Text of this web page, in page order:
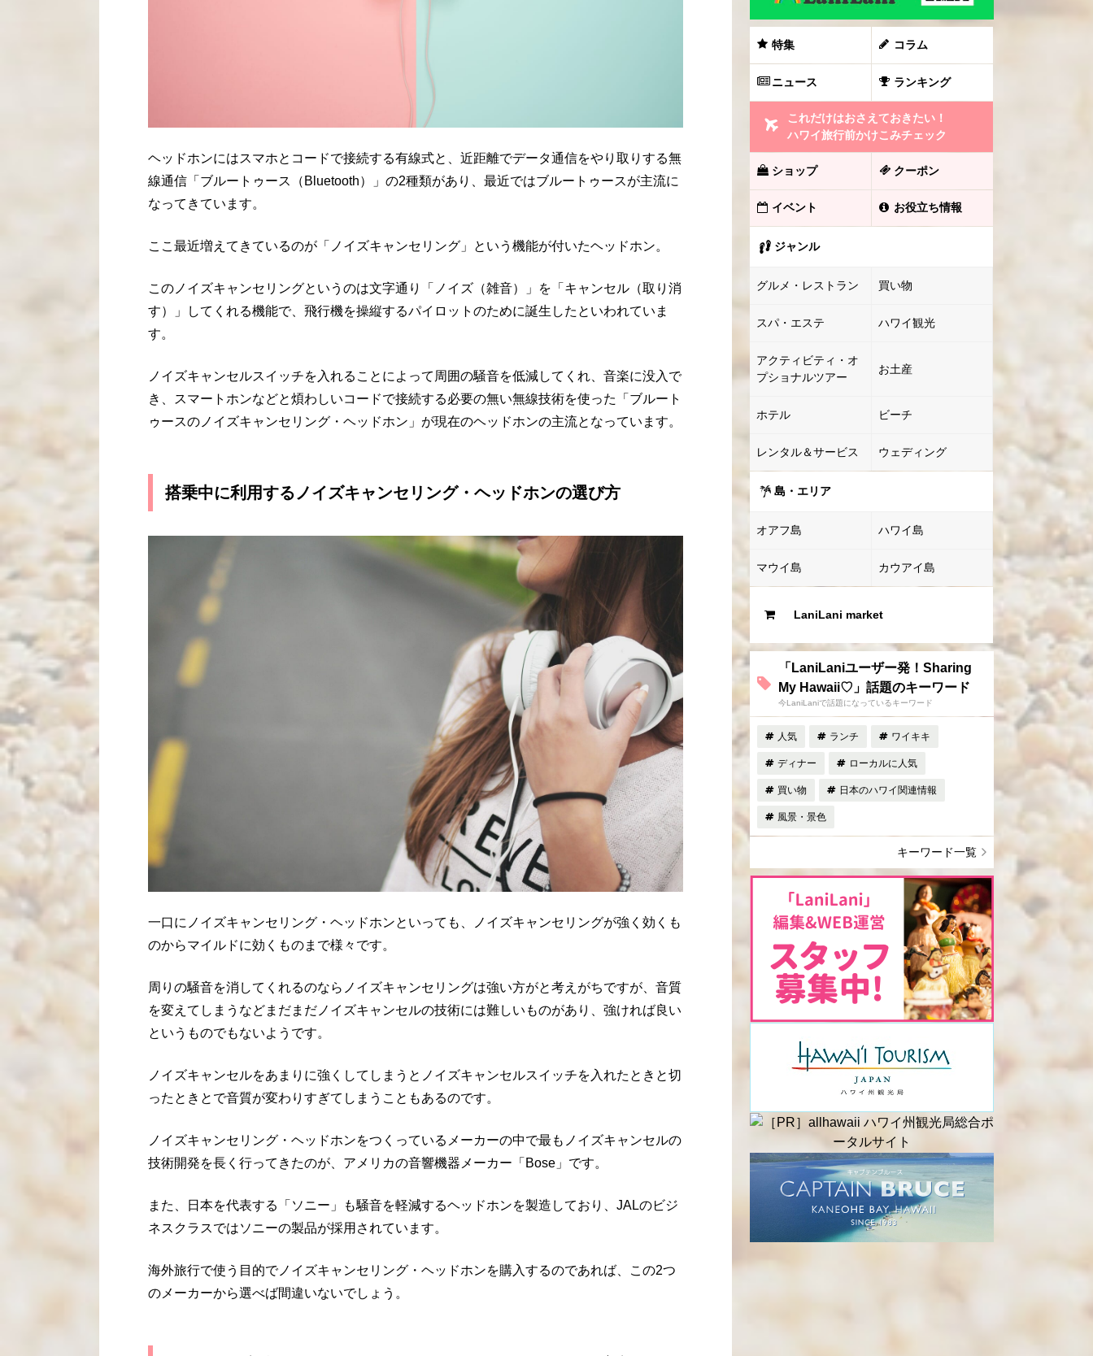
ヘッドホンにはスマホとコードで接続する有線式と、近距離でデータ通信をやり取りする無
線通信「ブルートゥース（Bluetooth）」の2種類があり、最近ではブルートゥースが主流に
なってきています。
ここ最近増えてきているのが「ノイズキャンセリング」という機能が付いたヘッドホン。
このノイズキャンセリングというのは文字通り「ノイズ（雑音）」を「キャンセル（取り消
す）」してくれる機能で、飛行機を操縦するパイロットのために誕生したといわれていま
す。
ノイズキャンセルスイッチを入れることによって周囲の騒音を低減してくれ、音楽に没入で
き、スマートホンなどと煩わしいコードで接続する必要の無い無線技術を使った「ブルート
ゥースのノイズキャンセリング・ヘッドホン」が現在のヘッドホンの主流となっています。
搭乗中に利用するノイズキャンセリング・ヘッドホンの選び方
一口にノイズキャンセリング・ヘッドホンといっても、ノイズキャンセリングが強く効くも
のからマイルドに効くものまで様々です。
周りの騒音を消してくれるのならノイズキャンセリングは強い方がと考えがちですが、音質
を変えてしまうなどまだまだノイズキャンセルの技術には難しいものがあり、強ければ良い
というものでもないようです。
ノイズキャンセルをあまりに強くしてしまうとノイズキャンセルスイッチを入れたときと切
ったときとで音質が変わりすぎてしまうこともあるのです。
ノイズキャンセリング・ヘッドホンをつくっているメーカーの中で最もノイズキャンセルの
技術開発を長く行ってきたのが、アメリカの音響機器メーカー「Bose」です。
また、日本を代表する「ソニー」も騒音を軽減するヘッドホンを製造しており、JALのビジ
ネスクラスではソニーの製品が採用されています。
海外旅行で使う目的でノイズキャンセリング・ヘッドホンを購入するのであれば、この2つ
のメーカーから選べば間違いないでしょう。
特集 コラム
ニュース ランキング
これだけはおさえておきたい！
ハワイ旅行前かけこみチェック
ショップ クーポン
イベント お役立ち情報
ジャンル
グルメ・レストラン 買い物
スパ・エステ ハワイ観光
アクティビティ・オ
プショナルツアー
お土産
ホテル ビーチ
レンタル＆サービス ウェディング
島・エリア
オアフ島 ハワイ島
マウイ島 カウアイ島
LaniLani market
「LaniLaniユーザー発！Sharing
My Hawaii♡」話題のキーワード
今LaniLaniで話題になっているキーワード
人気 ランチ ワイキキ
ディナー ローカルに人気
買い物 日本のハワイ関連情報
風景・景色
キーワード一覧